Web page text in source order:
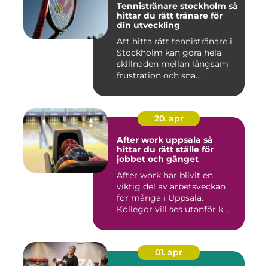
Tennistränare stockholm så
hittar du rätt tränare för
din utveckling
Att hitta rätt tennistränare i
Stockholm kan göra hela
skillnaden mellan långsam
frustration och sna...
20. apr
After work uppsala så
hittar du rätt ställe för
jobbet och gänget
After work har blivit en
viktig del av arbetsveckan
för många i Uppsala.
Kollegor vill ses utanför k...
01. apr